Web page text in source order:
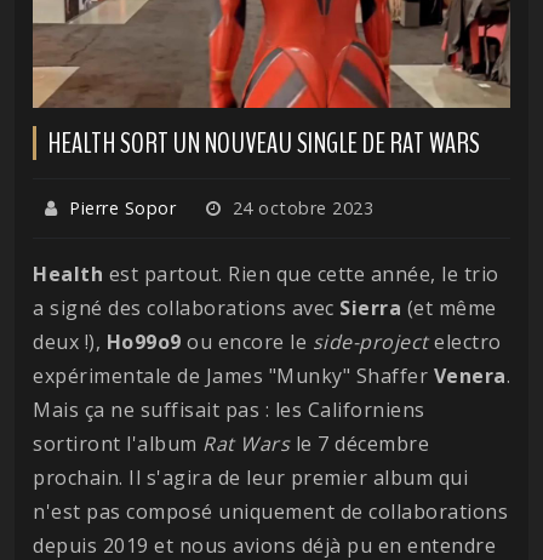
HEALTH SORT UN NOUVEAU SINGLE DE RAT WARS
Pierre Sopor 24 octobre 2023
Health est partout. Rien que cette année, le trio
a signé des collaborations avec Sierra (et même
deux !), Ho99o9 ou encore le side-projectelectro
expérimentale de James "Munky" Shaffer Venera.
Mais ça ne suffisait pas : les Californiens
sortiront l'album Rat Warsle 7 décembre
prochain. Il s'agira de leur premier album qui
n'est pas composé uniquement de collaborations
depuis 2019 et nous avions déjà pu en entendre